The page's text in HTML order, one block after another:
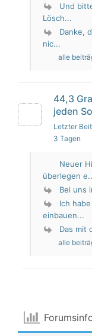
Und
Lösch...
Danke,
nic...
alle
44,3
jeden
Letzter
3 Tagen
Neuer
überlegen
Bei uns
Ich
einbauen...
Das mit
alle